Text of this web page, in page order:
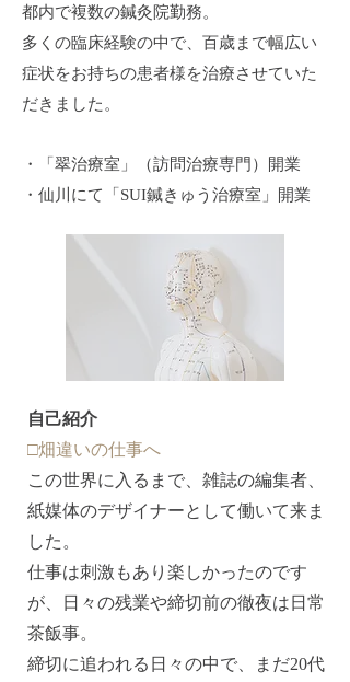
都内で複数の鍼灸院勤務。
多くの臨床経験の中で、百歳まで幅広い
症状をお持ちの患者様を治療させていた
だきました。
・「翠治療室」（訪問治療専門）開業
・仙川にて「SUI鍼きゅう治療室」開業
自己紹介
□畑違いの仕事へ
この世界に入るまで、雑誌の編集者、
紙媒体のデザイナーとして働いて来ま
した。
仕事は刺激もあり楽しかったのです
が、日々の残業や締切前の徹夜は日常
茶飯事。
締切に追われる日々の中で、まだ20代